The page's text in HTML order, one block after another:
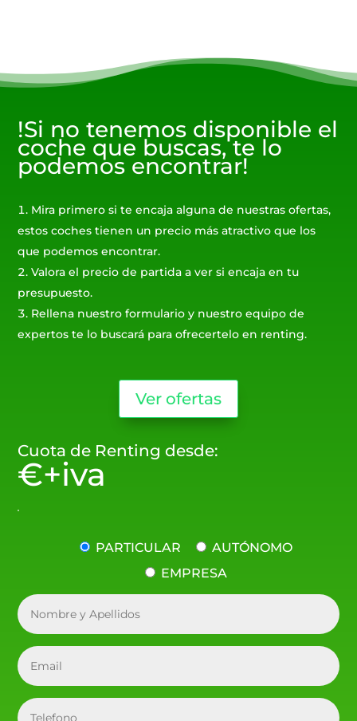
!Si no tenemos disponible el
coche que buscas, te lo
podemos encontrar!
Mira primero si te encaja alguna de nuestras ofertas,
estos coches tienen un precio más atractivo que los
que podemos encontrar.
Valora el precio de partida a ver si encaja en tu
presupuesto.
Rellena nuestro formulario y nuestro equipo de
expertos te lo buscará para ofrecertelo en renting.
Ver ofertas
Cuota de Renting desde:
€+iva
PARTICULAR
AUTÓNOMO
EMPRESA